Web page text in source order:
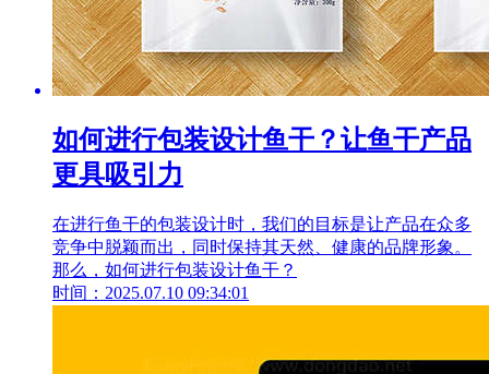
如何进行包装设计鱼干？让鱼干产品
更具吸引力
在进行鱼干的包装设计时，我们的目标是让产品在众多
竞争中脱颖而出，同时保持其天然、健康的品牌形象。
那么，如何进行包装设计鱼干？
时间：2025.07.10 09:34:01